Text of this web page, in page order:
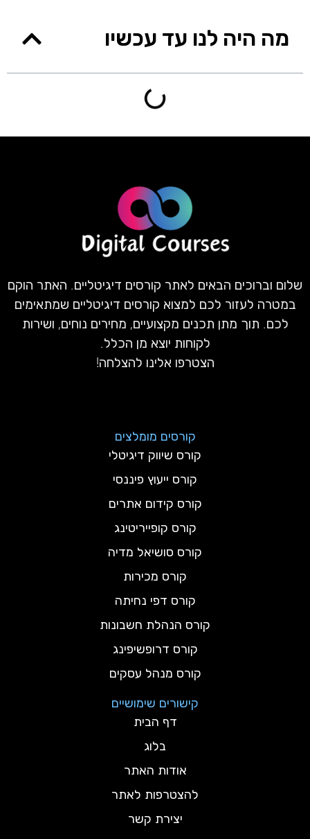
מה היה לנו עד עכשיו
שלום וברוכים הבאים לאתר קורסים דיגיטליים. האתר הוקם
במטרה לעזור לכם למצוא קורסים דיגיטליים שמתאימים
לכם. תוך מתן תכנים מקצועיים, מחירים נוחים, ושירות
לקוחות יוצא מן הכלל.
הצטרפו אלינו להצלחה!
קורסים מומלצים
קורס שיווק דיגיטלי
קורס ייעוץ פיננסי
קורס קידום אתרים
קורס קופייריטינג
קורס סושיאל מדיה
קורס מכירות
קורס דפי נחיתה
קורס הנהלת חשבונות
קורס דרופשיפינג
קורס מנהל עסקים
קישורים שימושיים
דף הבית
בלוג
אודות האתר
להצטרפות לאתר
יצירת קשר